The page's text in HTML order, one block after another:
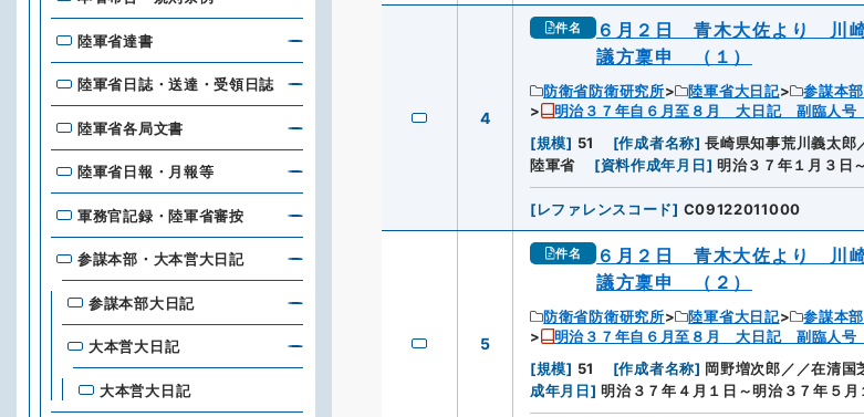
4
件名
６月２日 青木大佐より 川崎
議方稟申 （１）
防衛省防衛研究所 陸軍省大日記 参謀本
明治３７年自６月至８月 大日記 副臨人
[規模] 51 [作成者名称] 長崎県知事荒川義太郎
陸軍省
[資料作成年月日] 明治３７年１月３日
[レファレンスコード] C09122011000
5
件名
６月２日 青木大佐より 川崎
議方稟申 （２）
防衛省防衛研究所 陸軍省大日記 参謀本
明治３７年自６月至８月 大日記 副臨人
[規模] 51 [作成者名称] 岡野増次郎／／在清国
成年月日] 明治３７年４月１日～明治３７年５月
陸軍省達書
陸軍省日誌・送達・受領日誌
陸軍省各局文書
陸軍省日報・月報等
軍務官記録・陸軍省審按
参謀本部・大本営大日記
参謀本部大日記
大本営大日記
大本営大日記